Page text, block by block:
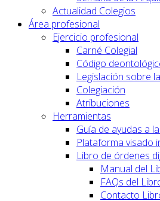
Actualidad Colegios
Área profesional
Ejercicio profesional
Carné Colegial
Código
Legislación sobre
Colegiación
Atribuciones
Herramientas
Guía de ayudas a
Plataforma visado
Libro de órdenes
Manual del
FAQs del
Contacto